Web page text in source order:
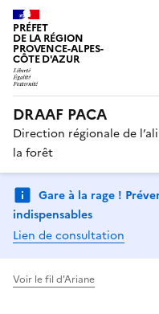
PRÉFET
DE LA RÉGION
PROVENCE-ALPES-
CÔTE D'AZUR
DRAAF PACA
Direction régionale de
la forêt
Gare à la rage !
indispensables
Lien de consultation
Voir le fil d'Ariane